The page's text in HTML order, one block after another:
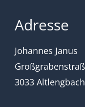
Adresse
Johannes Janus
3033 Altlengbach